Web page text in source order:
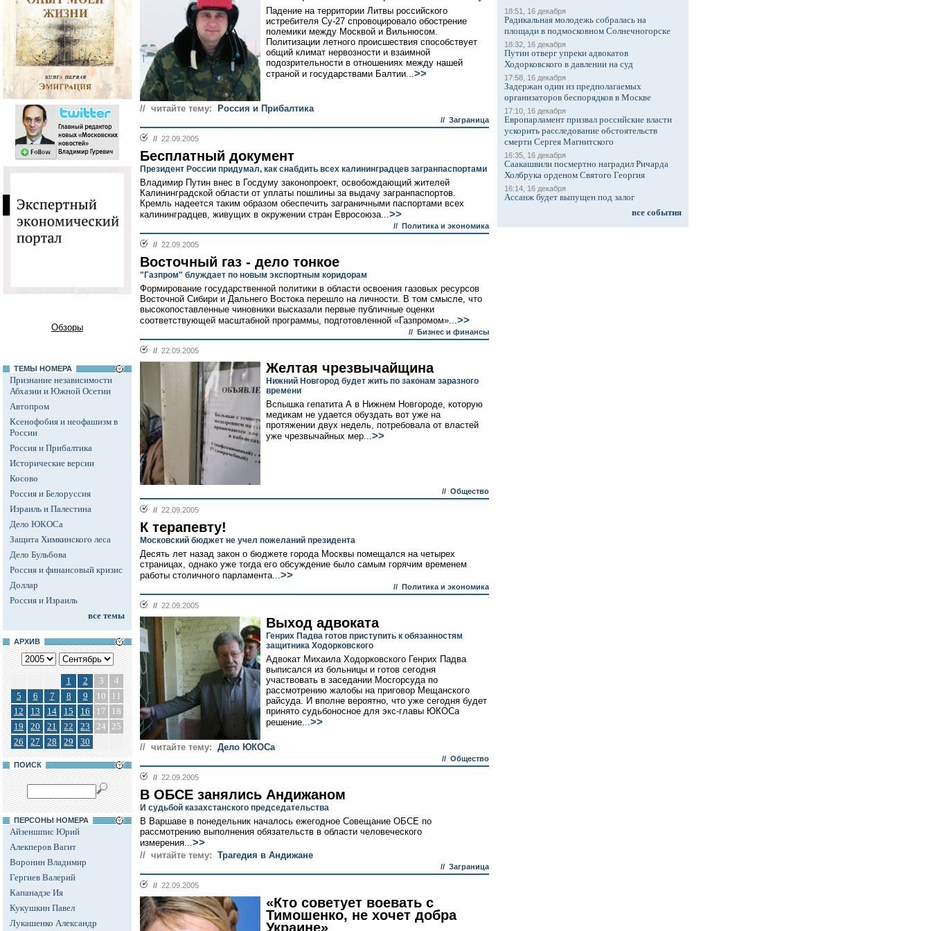
Обзоры
ТЕМЫ НОМЕРА
Признание независимости
Абхазии и Южной Осетии
Автопром
Ксенофобия и неофашизм в
России
Россия и Прибалтика
Исторические версии
Косово
Россия и Белоруссия
Израиль и Палестина
Дело ЮКОСа
Защита Химкинского леса
Дело Бульбова
Россия и финансовый кризис
Доллар
Россия и Израиль
все темы
АРХИВ
1 2 3
4
5
6 7 8 9 10
11
12
13 14 15 16 17
18
19
20 21 22 23 24 25
26
27 28 29 30
ПОИСК
ПЕРСОНЫ НОМЕРА
Айзеншпис Юрий
Алекперов Вагит
Воронин Владимир
Гергиев Валерий
Капанадзе Ия
Кукушкин Павел
Лукашенко Александр
Падение на территории Литвы российского
истребителя Су-27 спровоцировало обострение
полемики между Москвой и Вильнюсом.
Политизации летного происшествия способствует
общий климат нервозности и взаимной
подозрительности в отношениях между нашей
страной и государствами Балтии...>>
// читайте тему: Россия и Прибалтика
// Заграница
// 22.09.2005
Бесплатный документ
Президент России придумал, как снабдить всех калининградцев загранпаспортами
Владимир Путин внес в Госдуму законопроект, освобождающий жителей
Калининградской области от уплаты пошлины за выдачу загранпаспортов.
Кремль надеется таким образом обеспечить заграничными паспортами всех
калининградцев, живущих в окружении стран Евросоюза...>>
// Политика и экономика
// 22.09.2005
Восточный газ - дело тонкое
"Газпром" блуждает по новым экспортным коридорам
Формирование государственной политики в области освоения газовых ресурсов
Восточной Сибири и Дальнего Востока перешло на личности. В том смысле, что
высокопоставленные чиновники высказали первые публичные оценки
соответствующей масштабной программы, подготовленной «Газпромом»...>>
// Бизнес и финансы
// 22.09.2005
Желтая чрезвычайщина
Нижний Новгород будет жить по законам заразного
времени
Вспышка гепатита А в Нижнем Новгороде, которую
медикам не удается обуздать вот уже на
протяжении двух недель, потребовала от властей
уже чрезвычайных мер...>>
// Общество
// 22.09.2005
К терапевту!
Московский бюджет не учел пожеланий президента
Десять лет назад закон о бюджете города Москвы помещался на четырех
страницах, однако уже тогда его обсуждение было самым горячим временем
работы столичного парламента...>>
// Политика и экономика
// 22.09.2005
Выход адвоката
Генрих Падва готов приступить к обязанностям
защитника Ходорковского
Адвокат Михаила Ходорковского Генрих Падва
выписался из больницы и готов сегодня
участвовать в заседании Мосгорсуда по
рассмотрению жалобы на приговор Мещанского
райсуда. И вполне вероятно, что уже сегодня будет
принято судьбоносное для экс-главы ЮКОСа
решение...>>
// читайте тему: Дело ЮКОСа
// Общество
// 22.09.2005
В ОБСЕ занялись Андижаном
И судьбой казахстанского председательства
В Варшаве в понедельник началось ежегодное Совещание ОБСЕ по
рассмотрению выполнения обязательств в области человеческого
измерения...>>
// читайте тему: Трагедия в Андижане
// Заграница
// 22.09.2005
«Кто советует воевать с
Тимошенко, не хочет добра
Украине»
18:51, 16 декабря
Радикальная молодежь собралась на
площади в подмосковном Солнечногорске
18:32, 16 декабря
Путин отверг упреки адвокатов
Ходорковского в давлении на суд
17:58, 16 декабря
Задержан один из предполагаемых
организаторов беспорядков в Москве
17:10, 16 декабря
Европарламент призвал российские власти
ускорить расследование обстоятельств
смерти Сергея Магнитского
16:35, 16 декабря
Саакашвили посмертно наградил Ричарда
Холбрука орденом Святого Георгия
16:14, 16 декабря
Ассанж будет выпущен под залог
все события